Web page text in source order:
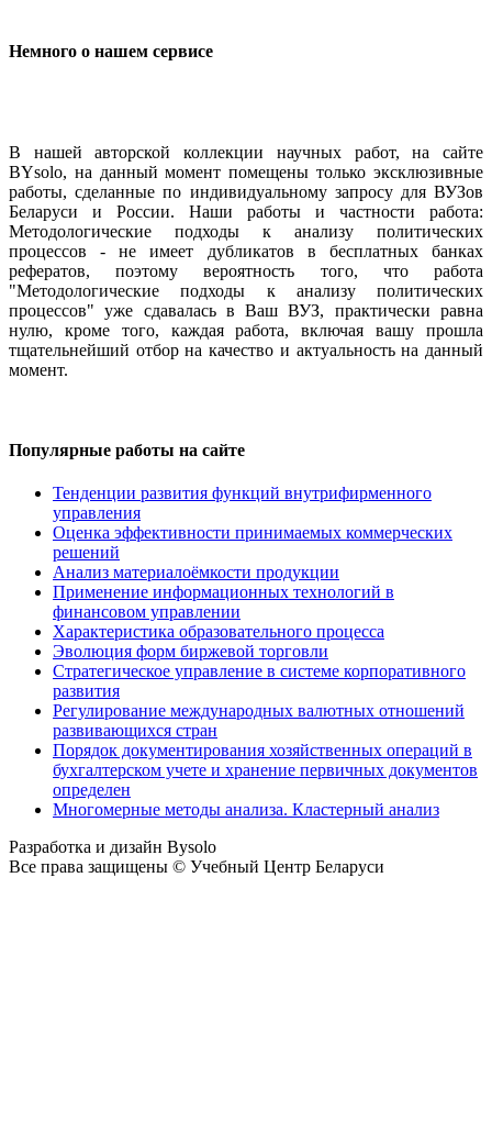
Немного о нашем сервисе
В нашей авторской коллекции научных работ, на сайте
BYsolo, на данный момент помещены только эксклюзивные
работы, сделанные по индивидуальному запросу для ВУЗов
Беларуси и России. Наши работы и частности работа:
Методологические подходы к анализу политических
процессов - не имеет дубликатов в бесплатных банках
рефератов, поэтому вероятность того, что работа
"Методологические подходы к анализу политических
процессов" уже сдавалась в Ваш ВУЗ, практически равна
нулю, кроме того, каждая работа, включая вашу прошла
тщательнейший отбор на качество и актуальность на данный
момент.
Популярные работы на сайте
Тенденции развития функций внутрифирменного
управления
Оценка эффективности принимаемых коммерческих
решений
Анализ материалоёмкости продукции
Применение информационных технологий в
финансовом управлении
Характеристика образовательного процесса
Эволюция форм биржевой торговли
Стратегическое управление в системе корпоративного
развития
Регулирование международных валютных отношений
развивающихся стран
Порядок документирования хозяйственных операций в
бухгалтерском учете и хранение первичных документов
определен
Многомерные методы анализа. Кластерный анализ
Разработка и дизайн Bysolo
Все права защищены © Учебный Центр Беларуси